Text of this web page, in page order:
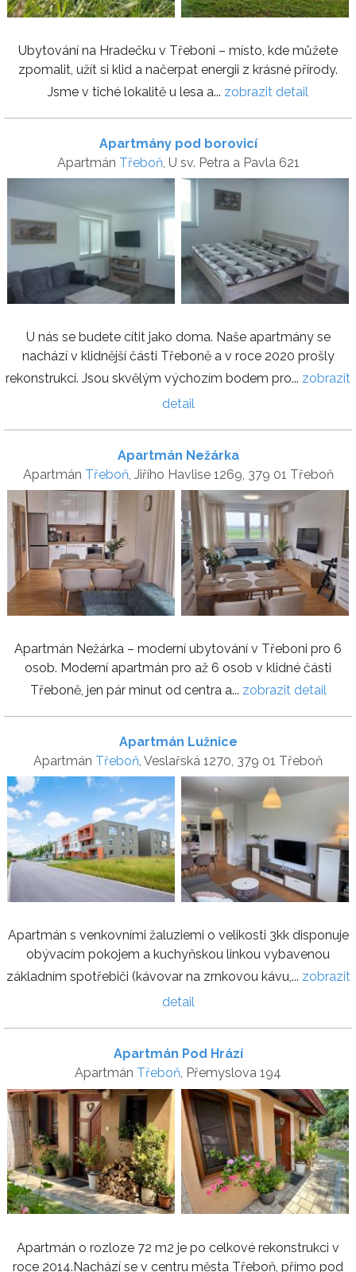
Ubytování na Hradečku v Třeboni – místo, kde můžete
zpomalit, užít si klid a načerpat energii z krásné přírody.
Jsme v tiché lokalitě u lesa a... zobrazit detail
Apartmány pod borovicí
Apartmán Třeboň, U sv. Petra a Pavla 621
U nás se budete cítit jako doma. Naše apartmány se
nachází v klidnější části Třeboně a v roce 2020 prošly
rekonstrukcí. Jsou skvělým výchozím bodem pro... zobrazit
detail
Apartmán Nežárka
Apartmán Třeboň, Jiřího Havlise 1269, 379 01 Třeboň
Apartmán Nežárka – moderní ubytování v Třeboni pro 6
osob. Moderní apartmán pro až 6 osob v klidné části
Třeboně, jen pár minut od centra a... zobrazit detail
Apartmán Lužnice
Apartmán Třeboň, Veslařská 1270, 379 01 Třeboň
Apartmán s venkovními žaluziemi o velikosti 3kk disponuje
obývacím pokojem a kuchyňskou linkou vybavenou
základním spotřebiči (kávovar na zrnkovou kávu,... zobrazit
detail
Apartmán Pod Hrází
Apartmán Třeboň, Přemyslova 194
Apartmán o rozloze 72 m2 je po celkové rekonstrukci v
roce 2014.Nachází se v centru města Třeboň, přímo pod